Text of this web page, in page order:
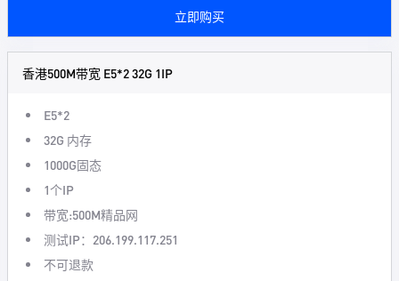
立即购买
香港500M带宽 E5*2 32G 1IP
E5*2
32G 内存
1000G固态
1个IP
带宽:500M精品网
测试IP：206.199.117.251
不可退款